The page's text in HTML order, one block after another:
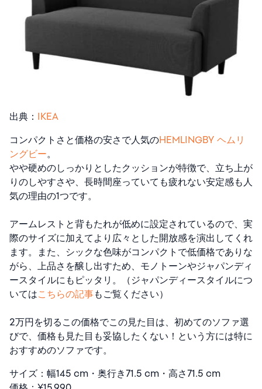
出典： IKEA
コンパクトさと価格の安さで人気のHEMLINGBY ヘムリ
ングビー。
やや硬めのしっかりとしたクッションが特徴で、立ち上が
りのしやすさや、長時間座っていても疲れない安定感も人
気の理由の1つです。
アームレストと背もたれが低めに設定されているので、実
際のサイズに加えてより広々とした開放感を演出してくれ
ます。また、シックな色味がコンパクトで低価格でありな
がら、上品さを醸し出すため、モノトーンやジャパンディ
ースタイルにもピッタリ。（ジャパンディースタイルにつ
いてはこちらの記事もご覧ください）
2万円を切るこの価格でこの見た目は、初めてのソファ選
びで、価格も見た目も妥協したくない！という方には特に
おすすめのソファです。
サイズ：幅145 cm・奥行き71.5 cm・高さ71.5 cm